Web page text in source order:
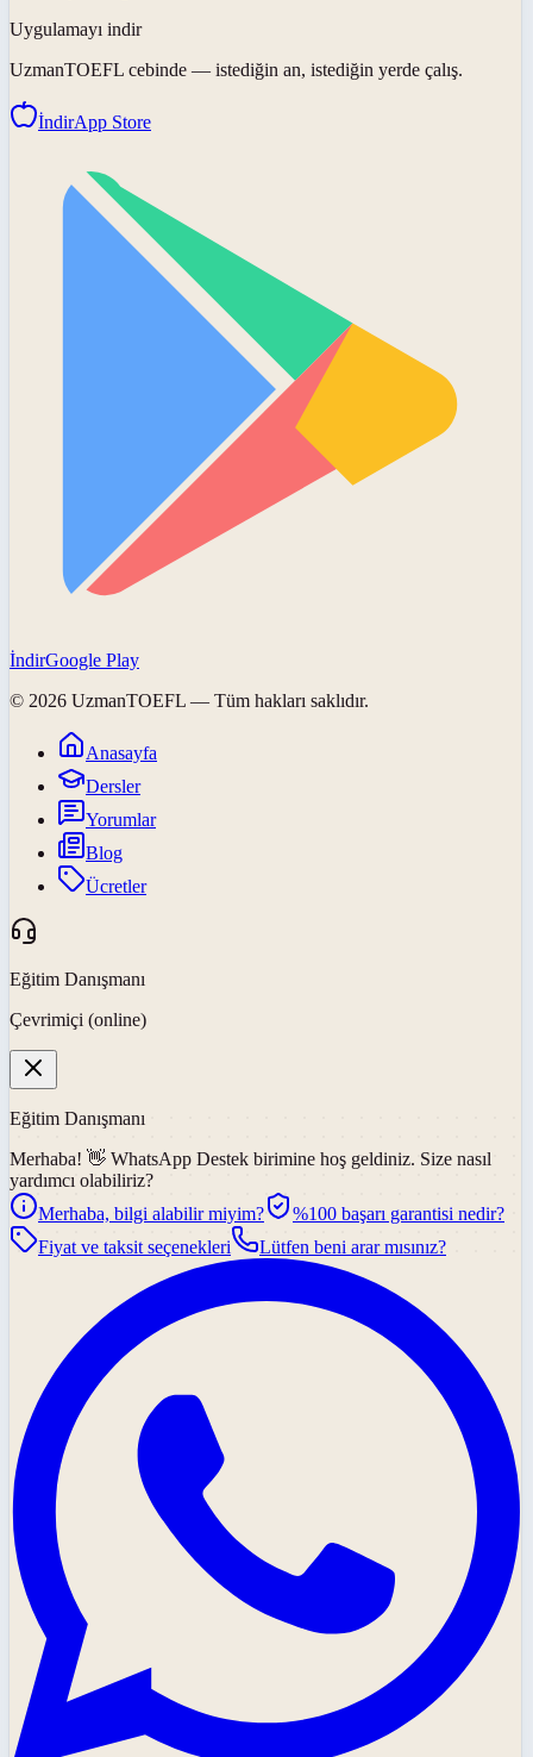
Uygulamayı indir
UzmanTOEFL cebinde — istediğin an, istediğin yerde çalış.
İndirApp Store
İndirGoogle Play
© 2026 UzmanTOEFL — Tüm hakları saklıdır.
Anasayfa
Dersler
Yorumlar
Blog
Ücretler
Eğitim Danışmanı
Çevrimiçi (online)
Eğitim Danışmanı
Merhaba! 👋 WhatsApp Destek birimine hoş geldiniz. Size nasıl
yardımcı olabiliriz?
Merhaba, bilgi alabilir miyim?
%100 başarı garantisi nedir?
Fiyat ve taksit seçenekleri
Lütfen beni arar mısınız?